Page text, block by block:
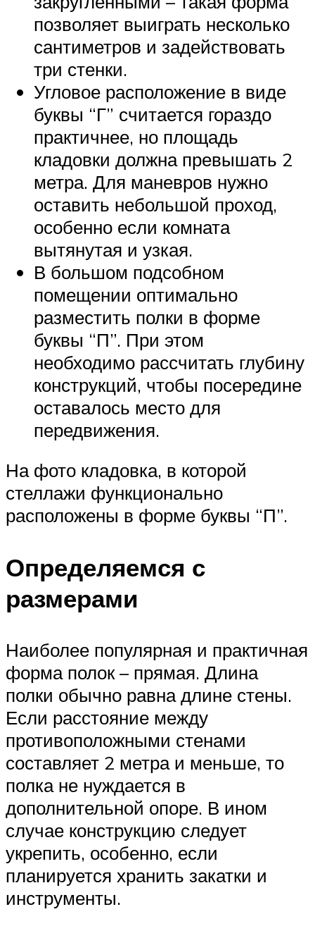
позволяет выиграть несколько
сантиметров и задействовать
три стенки.
Угловое расположение в виде
буквы “Г” считается гораздо
практичнее, но площадь
кладовки должна превышать 2
метра. Для маневров нужно
оставить небольшой проход,
особенно если комната
вытянутая и узкая.
В большом подсобном
помещении оптимально
разместить полки в форме
буквы “П”. При этом
необходимо рассчитать глубину
конструкций, чтобы посередине
оставалось место для
передвижения.
На фото кладовка, в которой
стеллажи функционально
расположены в форме буквы “П”.
Определяемся с
размерами
Наиболее популярная и практичная
форма полок – прямая. Длина
полки обычно равна длине стены.
Если расстояние между
противоположными стенами
составляет 2 метра и меньше, то
полка не нуждается в
дополнительной опоре. В ином
случае конструкцию следует
укрепить, особенно, если
планируется хранить закатки и
инструменты.